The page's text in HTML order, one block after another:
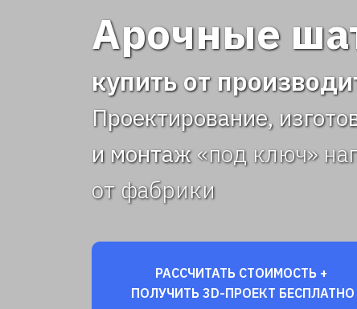
Арочные
купить от
Проектирование,
и монтаж«под ключ»
от фабрики
РАССЧИТАТЬ СТОИМОСТЬ +
ПОЛУЧИТЬ 3D-ПРОЕКТ БЕСПЛАТНО